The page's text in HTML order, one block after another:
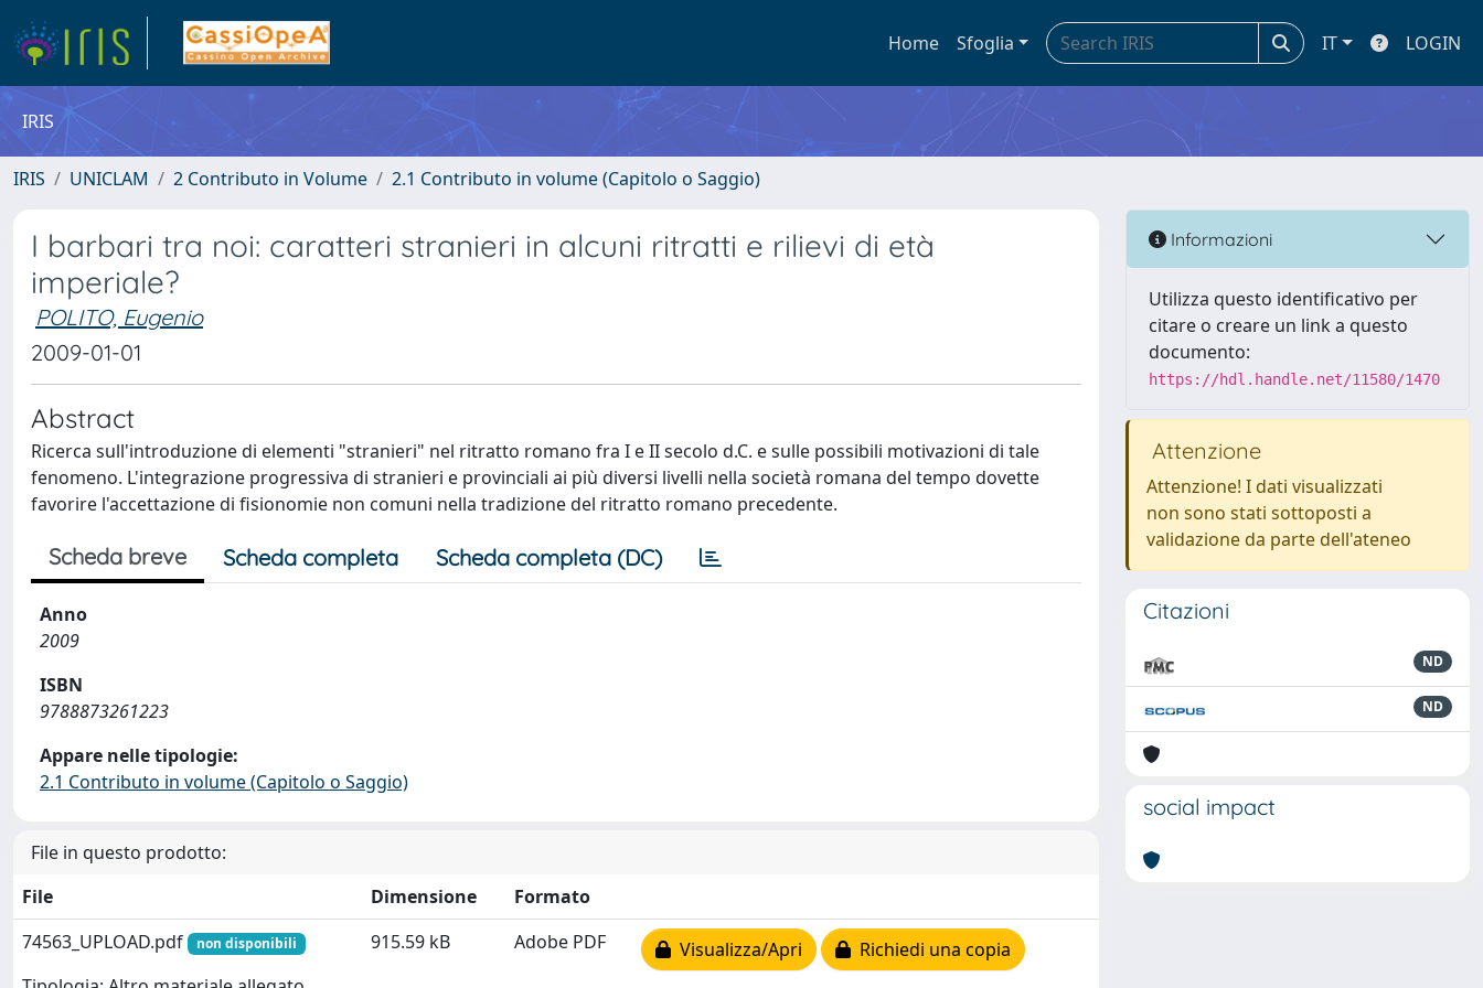
Home Sfoglia IT LOGIN
IRIS
IRIS UNICLAM 2 Contributo in Volume 2.1 Contributo in volume (Capitolo o Saggio)
I barbari tra noi: caratteri stranieri in alcuni ritratti e rilievi di età
imperiale?
POLITO, Eugenio
2009-01-01
Abstract
Ricerca sull'introduzione di elementi "stranieri" nel ritratto romano fra I e II secolo d.C. e sulle possibili motivazioni di tale
fenomeno. L'integrazione progressiva di stranieri e provinciali ai più diversi livelli nella società romana del tempo dovette
favorire l'accettazione di fisionomie non comuni nella tradizione del ritratto romano precedente.
Scheda breve Scheda completa Scheda completa (DC)
Anno
2009
ISBN
9788873261223
Appare nelle tipologie:
2.1 Contributo in volume (Capitolo o Saggio)
File in questo prodotto:
File
Dimensione
Formato
74563_UPLOAD.pdf
non disponibili 915.59 kB Adobe PDF Visualizza/Apri Richiedi una copia
Informazioni
Utilizza questo identificativo per
citare o creare un link a questo
documento:
https://hdl.handle.net/11580/1470
Attenzione
Attenzione! I dati visualizzati
non sono stati sottoposti a
validazione da parte dell'ateneo
Citazioni
ND
ND
social impact